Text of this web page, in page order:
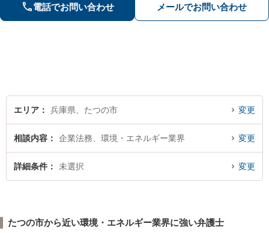
が、オーダーメイドの解決策をご提案
「他の事務所で対応できなかった自己
電話でお問い合わせ メールでお問い合わせ
エリア 兵庫県、たつの市 変更
相談内容 企業法務、環境・エネルギー業界 変更
詳細条件 未選択 変更
たつの市から近い環境・エネルギー業界に強い弁護士